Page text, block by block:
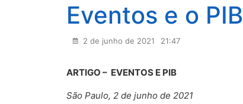
Eventos e o PIB
2 de junho de 2021 21:47
ARTIGO – EVENTOS E PIB
São Paulo, 2 de junho de 2021